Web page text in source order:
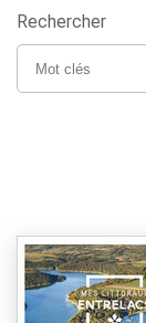
Rechercher